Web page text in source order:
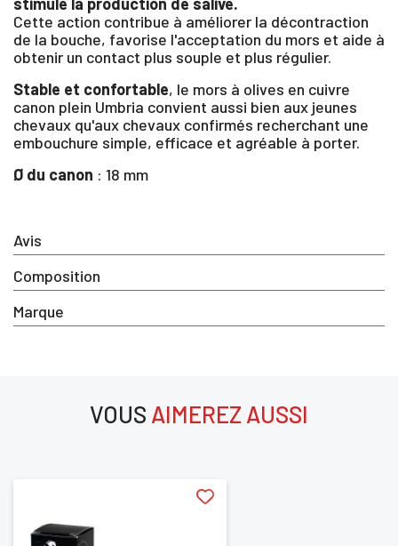
Avis
Composition
Marque
Cette action contribue à améliorer la décontraction
de la bouche, favorise l'acceptation du mors et aide à
obtenir un contact plus souple et plus régulier.
Stable et confortable, le mors à olives en cuivre
canon plein Umbria convient aussi bien aux jeunes
chevaux qu'aux chevaux confirmés recherchant une
embouchure simple, efficace et agréable à porter.
Ø du canon : 18 mm
VOUS AIMEREZ AUSSI
×
Vous devez être connecté pour enregistrer des
produits dans votre liste d'envie